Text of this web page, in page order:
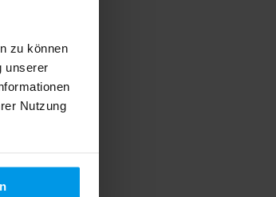
zu können
unserer
Nutzung